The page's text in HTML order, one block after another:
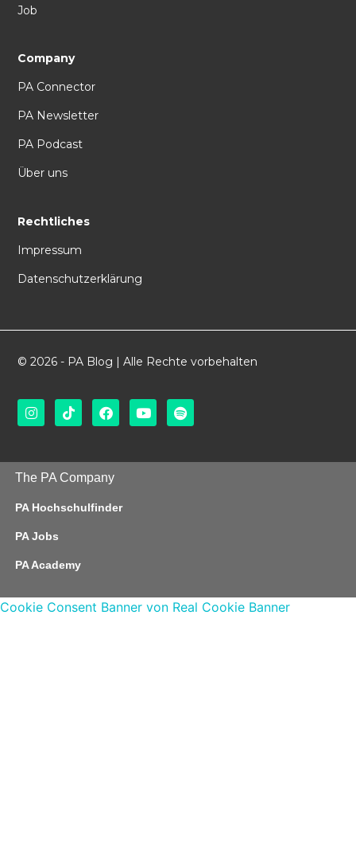
Job
Company
PA Connector
PA Newsletter
PA Podcast
Über uns
Rechtliches
Impressum
Datenschutzerklärung
© 2026 - PA Blog | Alle Rechte vorbehalten
The PA Company
PA Hochschulfinder
PA Jobs
PA Academy
Cookie Consent Banner von Real Cookie Banner